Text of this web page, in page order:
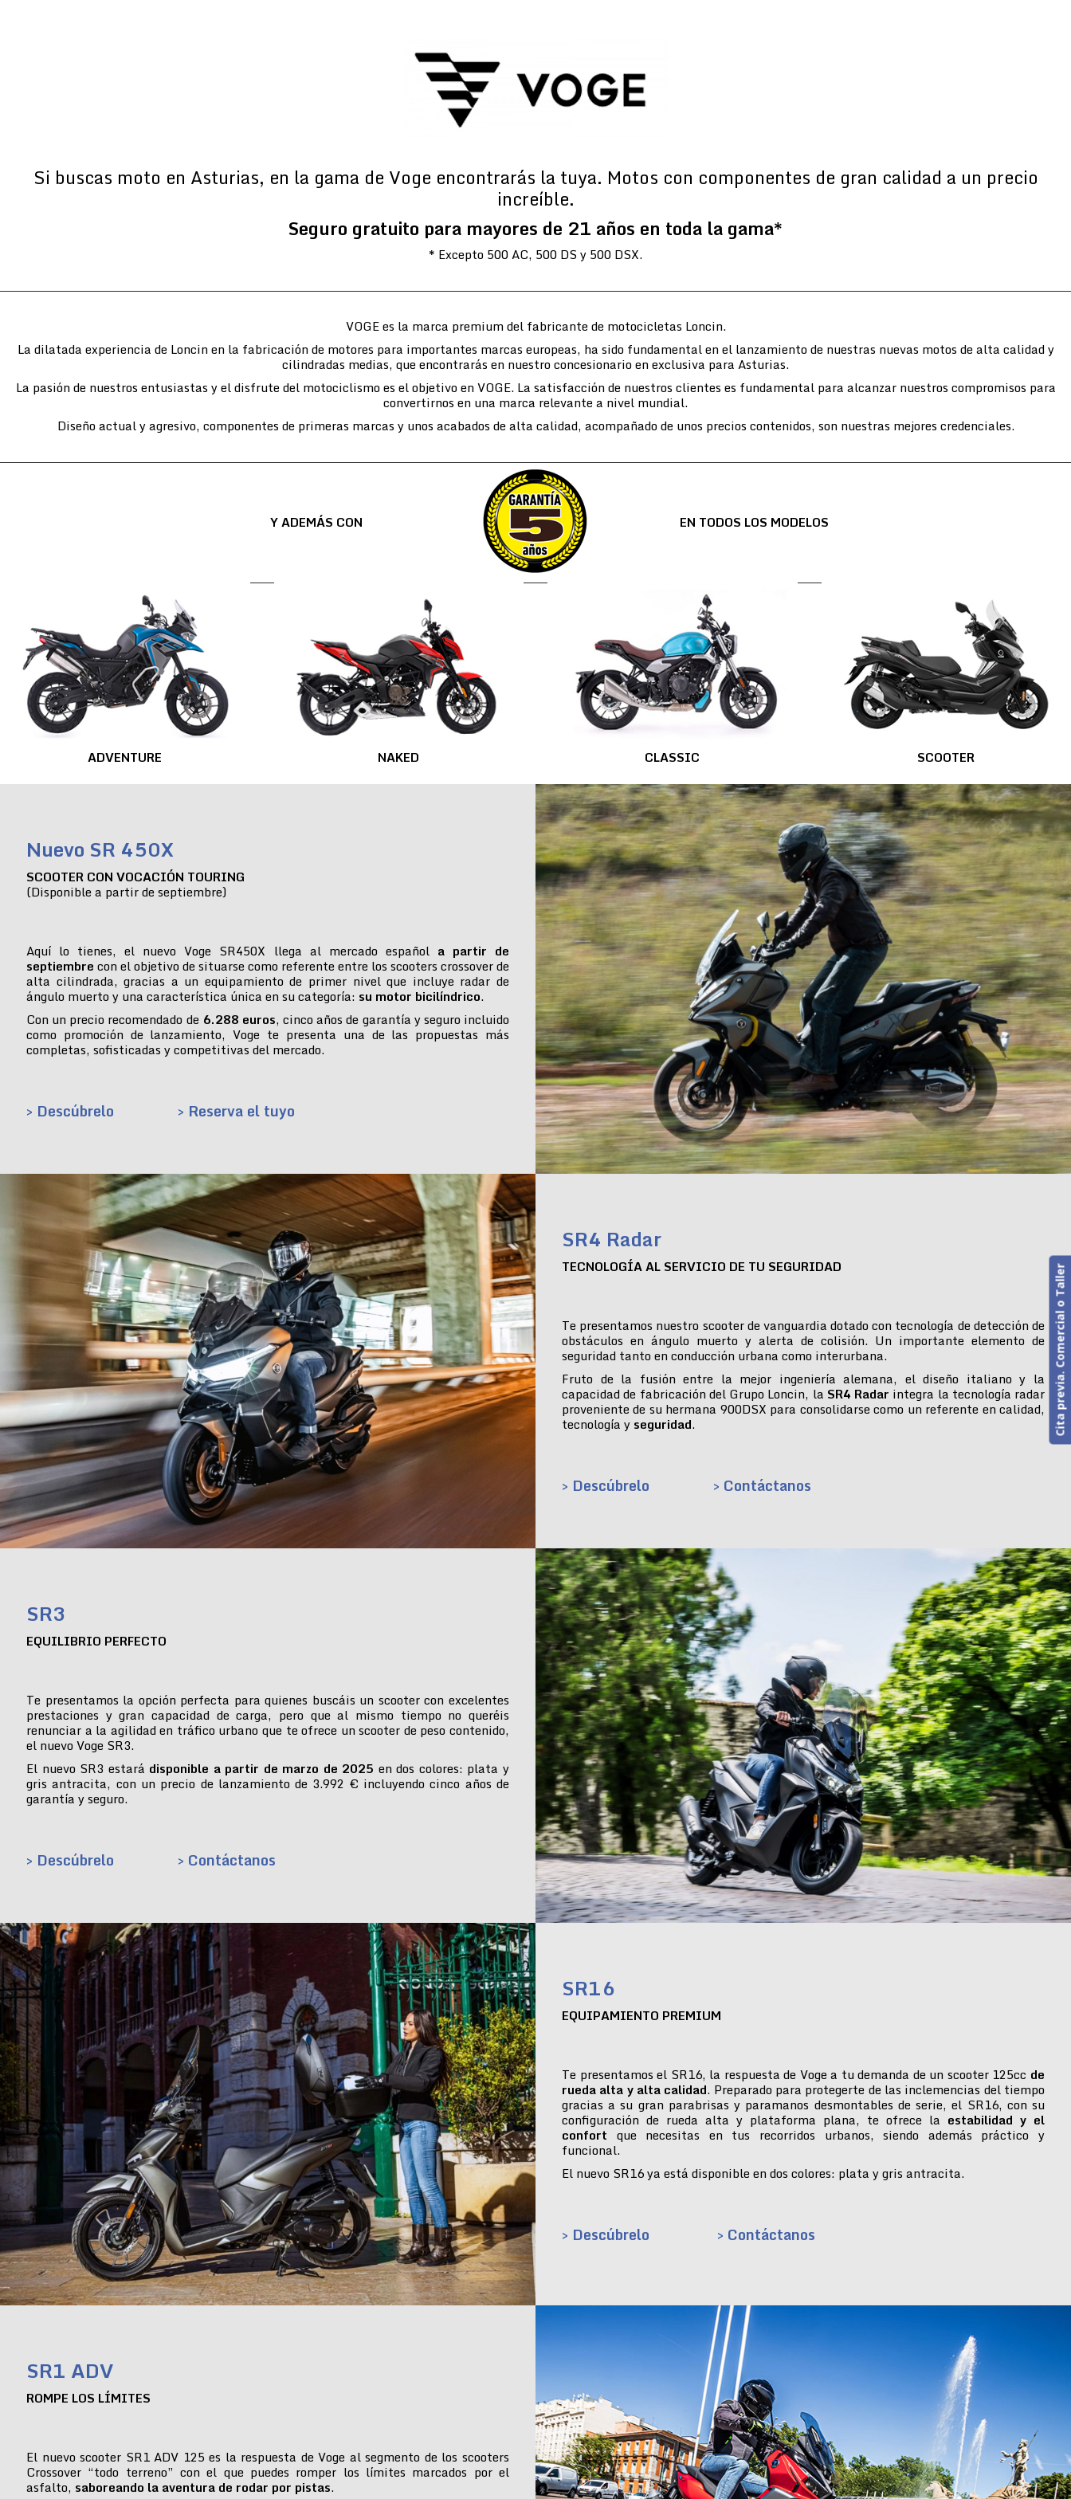
Si buscas moto en Asturias, en la gama de Voge encontrarás la tuya. Motos con componentes de gran calidad a un precio
increíble.
Seguro gratuito para mayores de 21 años en toda la gama*
* Excepto 500 AC, 500 DS y 500 DSX.
VOGE es la marca premium del fabricante de motocicletas Loncin.
La dilatada experiencia de Loncin en la fabricación de motores para importantes marcas europeas, ha sido fundamental en el lanzamiento de nuestras nuevas motos de alta calidad y
cilindradas medias, que encontrarás en nuestro concesionario en exclusiva para Asturias.
La pasión de nuestros entusiastas y el disfrute del motociclismo es el objetivo en VOGE. La satisfacción de nuestros clientes es fundamental para alcanzar nuestros compromisos para
convertirnos en una marca relevante a nivel mundial.
Diseño actual y agresivo, componentes de primeras marcas y unos acabados de alta calidad, acompañado de unos precios contenidos, son nuestras mejores credenciales.
Y ADEMÁS CON EN TODOS LOS MODELOS
ADVENTURE NAKED CLASSIC SCOOTER
Nuevo SR 450X
SCOOTER CON VOCACIÓN TOURING
(Disponible a partir de septiembre)
Aquí lo tienes, el nuevo Voge SR450X llega al mercado español a partir de
septiembre con el objetivo de situarse como referente entre los scooters crossover de
alta cilindrada, gracias a un equipamiento de primer nivel que incluye radar de
ángulo muerto y una característica única en su categoría: su motor bicilíndrico.
Con un precio recomendado de 6.288 euros, cinco años de garantía y seguro incluido
como promoción de lanzamiento, Voge te presenta una de las propuestas más
completas, sofisticadas y competitivas del mercado.
> Descúbrelo > Reserva el tuyo
SR4 Radar
TECNOLOGÍA AL SERVICIO DE TU SEGURIDAD
Te presentamos nuestro scooter de vanguardia dotado con tecnología de detección de
obstáculos en ángulo muerto y alerta de colisión. Un importante elemento de
seguridad tanto en conducción urbana como interurbana.
Fruto de la fusión entre la mejor ingeniería alemana, el diseño italiano y la
capacidad de fabricación del Grupo Loncin, la SR4 Radar integra la tecnología radar
proveniente de su hermana 900DSX para consolidarse como un referente en calidad,
tecnología y seguridad.
> Descúbrelo > Contáctanos
SR3
EQUILIBRIO PERFECTO
Te presentamos la opción perfecta para quienes buscáis un scooter con excelentes
prestaciones y gran capacidad de carga, pero que al mismo tiempo no queréis
renunciar a la agilidad en tráfico urbano que te ofrece un scooter de peso contenido,
el nuevo Voge SR3.
El nuevo SR3 estará disponible a partir de marzo de 2025 en dos colores: plata y
gris antracita, con un precio de lanzamiento de 3.992 € incluyendo cinco años de
garantía y seguro.
> Descúbrelo > Contáctanos
SR16
EQUIPAMIENTO PREMIUM
Te presentamos el SR16, la respuesta de Voge a tu demanda de un scooter 125cc de
rueda alta y alta calidad. Preparado para protegerte de las inclemencias del tiempo
gracias a su gran parabrisas y paramanos desmontables de serie, el SR16, con su
configuración de rueda alta y plataforma plana, te ofrece la estabilidad y el
confort que necesitas en tus recorridos urbanos, siendo además práctico y
funcional.
El nuevo SR16 ya está disponible en dos colores: plata y gris antracita.
> Descúbrelo > Contáctanos
SR1 ADV
ROMPE LOS LÍMITES
El nuevo scooter SR1 ADV 125 es la respuesta de Voge al segmento de los scooters
Crossover “todo terreno” con el que puedes romper los límites marcados por el
asfalto, saboreando la aventura de rodar por pistas.
Cita previa. Comercial o Taller